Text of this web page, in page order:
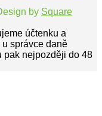
by Square
účtenku a
správce daně
pak nejpozději do 48